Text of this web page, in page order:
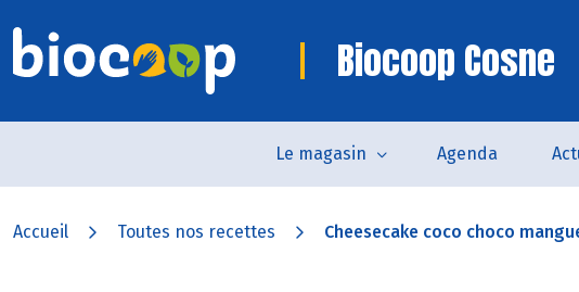
Biocoop Cosne
Le magasin Agenda
Accueil Toutes nos recettes Cheesecake coco choco